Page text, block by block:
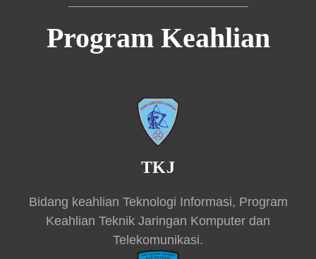
Program Keahlian
TKJ
Bidang keahlian Teknologi Informasi, Program
Keahlian Teknik Jaringan Komputer dan
Telekomunikasi.